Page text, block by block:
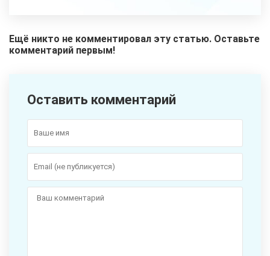
Ещё никто не комментировал эту статью. Оставьте
комментарий первым!
Оставить комментарий